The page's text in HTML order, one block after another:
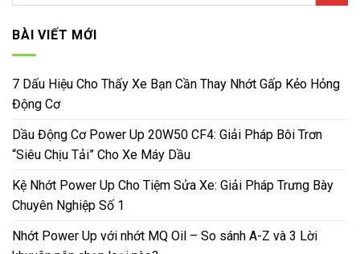
BÀI VIẾT MỚI
7 Dấu Hiệu Cho Thấy Xe Bạn Cần Thay Nhớt Gấp Kẻo Hỏng
Động Cơ
Dầu Động Cơ Power Up 20W50 CF4: Giải Pháp Bôi Trơn
“Siêu Chịu Tải” Cho Xe Máy Dầu
Kệ Nhớt Power Up Cho Tiệm Sửa Xe: Giải Pháp Trưng Bày
Chuyên Nghiệp Số 1
Nhớt Power Up với nhớt MQ Oil – So sánh A-Z và 3 Lời